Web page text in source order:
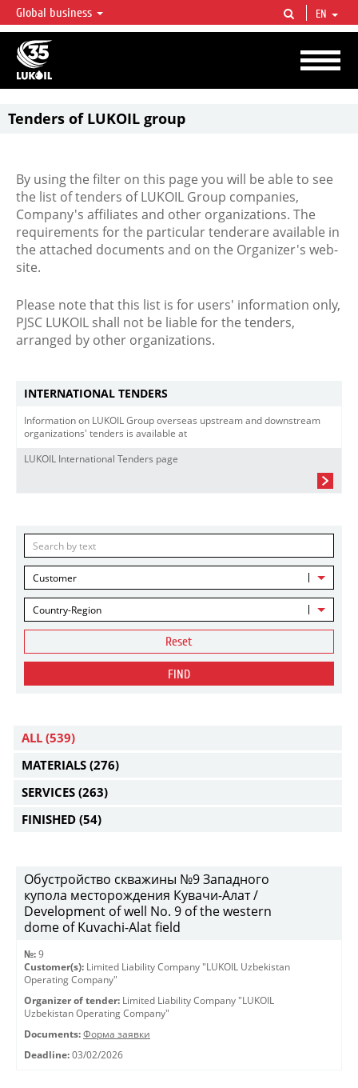
LUKOIL OVERVIEW
LUKOIL is one of the largest oil & gas vertical integrated companies in the world
accounting for over 2% of crude production and circa 1% of proved hydrocarbon
reserves globally.
Global business EN
Tenders of LUKOIL group
By using the filter on this page you will be able to see
the list of tenders of LUKOIL Group companies,
Company's affiliates and other organizations. The
requirements for the particular tenderare available in
the attached documents and on the Organizer's web-
site.
Please note that this list is for users' information only,
PJSC LUKOIL shall not be liable for the tenders,
arranged by other organizations.
INTERNATIONAL TENDERS
Information on LUKOIL Group overseas upstream and downstream
organizations' tenders is available at
LUKOIL International Tenders page
Customer
Country-Region
Reset
FIND
ALL (539)
MATERIALS (276)
SERVICES (263)
FINISHED (54)
Обустройство скважины №9 Западного
купола месторождения Кувачи-Алат /
Development of well No. 9 of the western
dome of Kuvachi-Alat field
№: 9
Customer(s): Limited Liability Company "LUKOIL Uzbekistan
Operating Company"
Organizer of tender: Limited Liability Company "LUKOIL
Uzbekistan Operating Company"
Documents: Форма заявки
Deadline: 03/02/2026